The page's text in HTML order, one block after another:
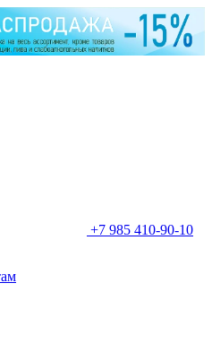
+7 985 410-90-10